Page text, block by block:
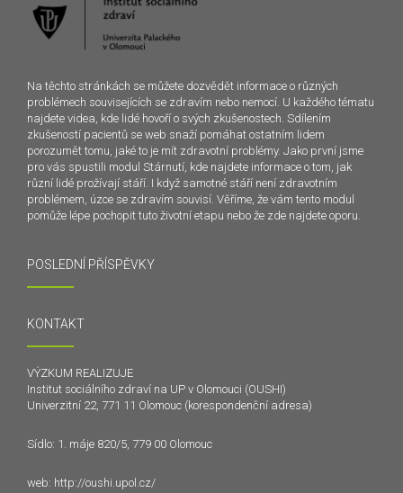
Na těchto stránkách se můžete dozvědět informace o různých
problémech souvisejících se zdravím nebo nemocí. U každého tématu
najdete videa, kde lidé hovoří o svých zkušenostech. Sdílením
zkušeností pacientů se web snaží pomáhat ostatním lidem
porozumět tomu, jaké to je mít zdravotní problémy. Jako první jsme
pro vás spustili modul Stárnutí, kde najdete informace o tom, jak
různí lidé prožívají stáří. I když samotné stáří není zdravotním
problémem, úzce se zdravím souvisí. Věříme, že vám tento modul
pomůže lépe pochopit tuto životní etapu nebo že zde najdete oporu.
POSLEDNÍ PŘÍSPĚVKY
KONTAKT
VÝZKUM REALIZUJE
Institut sociálního zdraví na UP v Olomouci (OUSHI)
Univerzitní 22, 771 11 Olomouc (korespondenční adresa)
Sídlo: 1. máje 820/5, 779 00 Olomouc
web: http://oushi.upol.cz/